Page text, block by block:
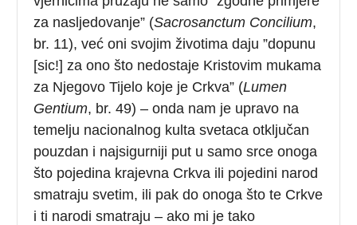
za nasljedovanje” (Sacrosanctum Concilium,
br. 11), već oni svojim životima daju ”dopunu
[sic!] za ono što nedostaje Kristovim mukama
za Njegovo Tijelo koje je Crkva” (Lumen
Gentium, br. 49) – onda nam je upravo na
temelju nacionalnog kulta svetaca otključan
pouzdan i najsigurniji put u samo srce onoga
što pojedina krajevna Crkva ili pojedini narod
smatraju svetim, ili pak do onoga što te Crkve
i ti narodi smatraju – ako mi je tako